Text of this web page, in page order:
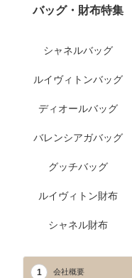
バッグ・財布特集
シャネルバッグ
ルイヴィトンバッグ
ディオールバッグ
バレンシアガバッグ
グッチバッグ
ルイヴィトン財布
シャネル財布
1 会社概要